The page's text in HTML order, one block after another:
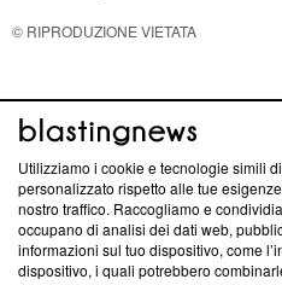
© RIPRODUZIONE VIETATA
Di tendenza oggi
Utilizziamo i cookie e tecnologie simili
personalizzato rispetto alle tue
nostro traffico. Raccogliamo e
occupano di analisi dei dati web,
informazioni sul tuo dispositivo, come
dispositivo, i quali potrebbero